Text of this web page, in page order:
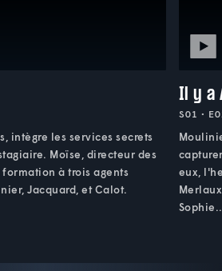
intègre les services secrets
Moïse, directeur des
à trois agents
Jacquard, et Calot.
Il y a
S01 •
eux,